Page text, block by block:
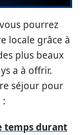
pourrez
locale grâce à
plus beaux
a à offrir.
séjour pour
temps durant